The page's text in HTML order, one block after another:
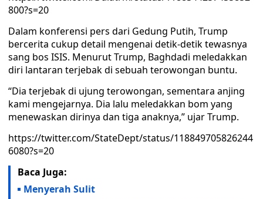
800?s=20
Dalam konferensi pers dari Gedung Putih, Trump
bercerita cukup detail mengenai detik-detik tewasnya
sang bos ISIS. Menurut Trump, Baghdadi meledakkan
diri lantaran terjebak di sebuah terowongan buntu.
“Dia terjebak di ujung terowongan, sementara anjing
kami mengejarnya. Dia lalu meledakkan bom yang
menewaskan dirinya dan tiga anaknya,” ujar Trump.
https://twitter.com/StateDept/status/118849705826244
6080?s=20
Baca Juga:
Menyerah Sulit